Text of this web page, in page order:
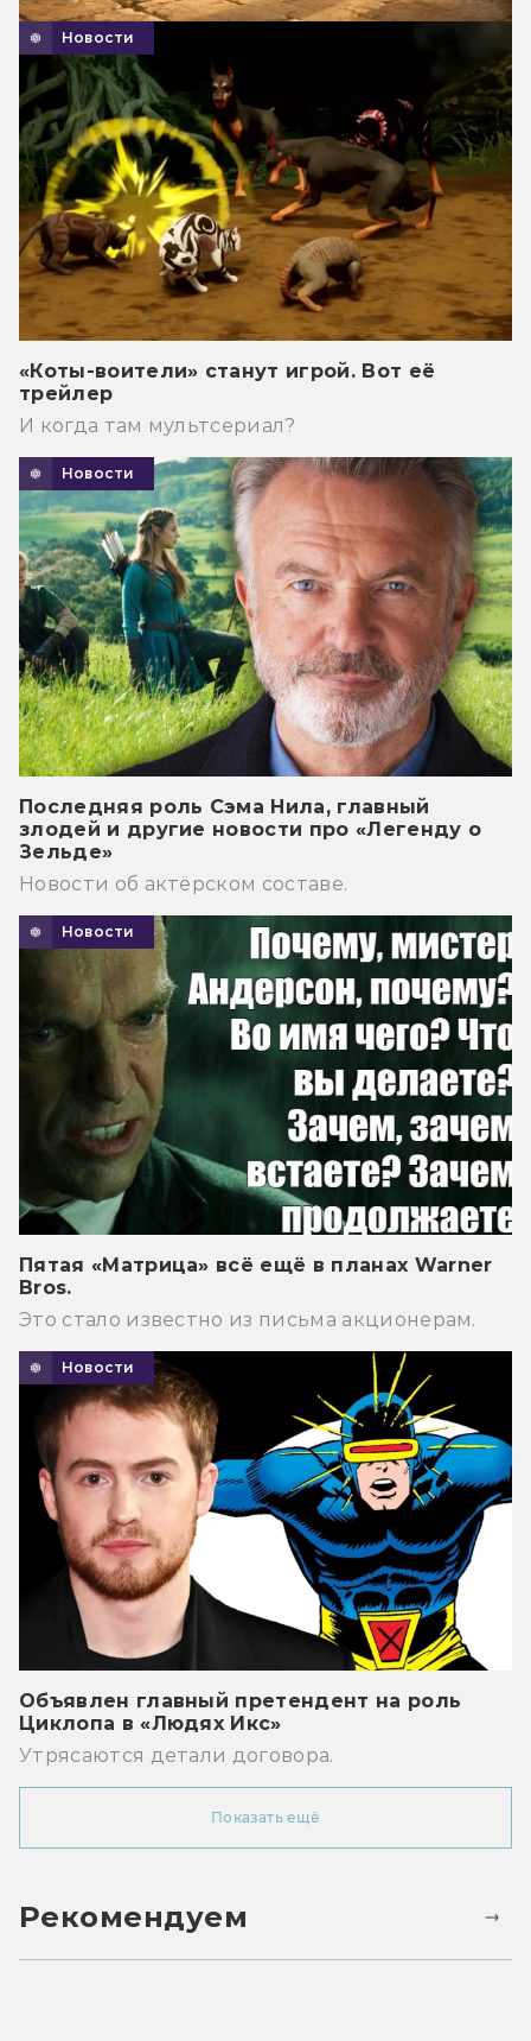
Новости
«Коты-воители» станут игрой. Вот её
трейлер
И когда там мультсериал?
Новости
Последняя роль Сэма Нила, главный
злодей и другие новости про «Легенду о
Зельде»
Новости об актёрском составе.
Новости
Пятая «Матрица» всё ещё в планах Warner
Bros.
Это стало известно из письма акционерам.
Новости
Объявлен главный претендент на роль
Циклопа в «Людях Икс»
Утрясаются детали договора.
Показать ещё
Рекомендуем